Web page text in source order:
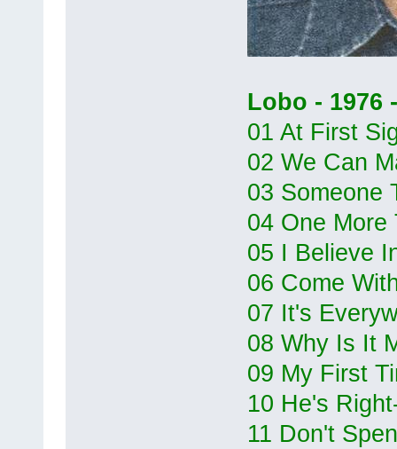
Lobo - 1976
01 At First
02 We Can
03 Someone
04 One More
05 I Believe
06 Come
07 It's
08 Why Is It
09 My First
10 He's
11 Don't